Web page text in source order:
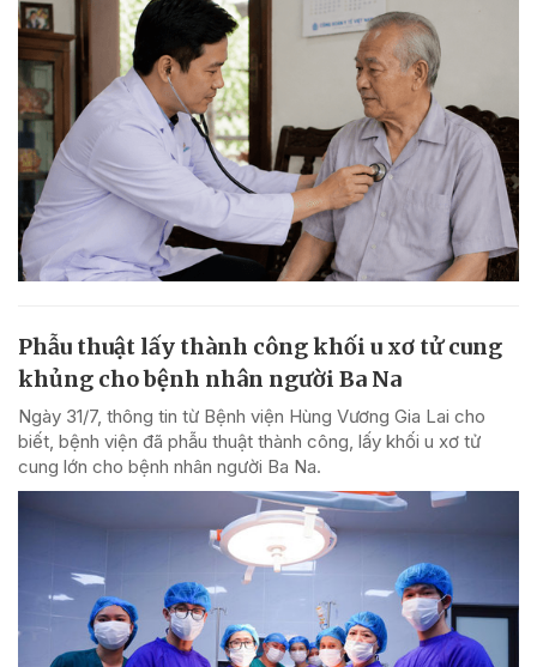
Phẫu thuật lấy thành công khối u xơ tử cung
khủng cho bệnh nhân người Ba Na
Ngày 31/7, thông tin từ Bệnh viện Hùng Vương Gia Lai cho
biết, bệnh viện đã phẫu thuật thành công, lấy khối u xơ tử
cung lớn cho bệnh nhân người Ba Na.